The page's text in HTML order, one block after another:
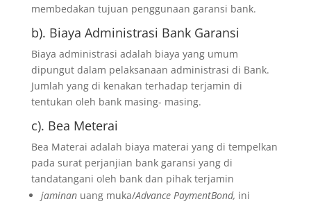
membedakan tujuan penggunaan garansi bank.
b). Biaya Administrasi Bank Garansi
Biaya administrasi adalah biaya yang umum
dipungut dalam pelaksanaan administrasi di Bank.
Jumlah yang di kenakan terhadap terjamin di
tentukan oleh bank masing- masing.
c). Bea Meterai
Bea Materai adalah biaya materai yang di tempelkan
pada surat perjanjian bank garansi yang di
tandatangani oleh bank dan pihak terjamin
jaminan uang muka/Advance PaymentBond, ini